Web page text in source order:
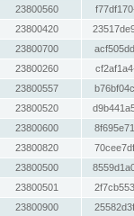
23800560
23800420
23800700
23800260
23800557
23800520
23800600
23800820
23800500
23800501
23800900